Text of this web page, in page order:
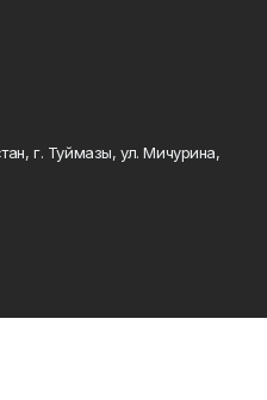
г. Туймазы, ул. Мичурина,